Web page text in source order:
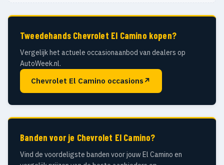
Tweedehands Chevrolet El Camino kopen?
Vergelijk het actuele occasionaanbod van dealers op
AutoWeek.nl.
Chevrolet El Camino occasions ↗
Banden voor je Chevrolet El Camino?
Vind de voordeligste banden voor jouw El Camino en